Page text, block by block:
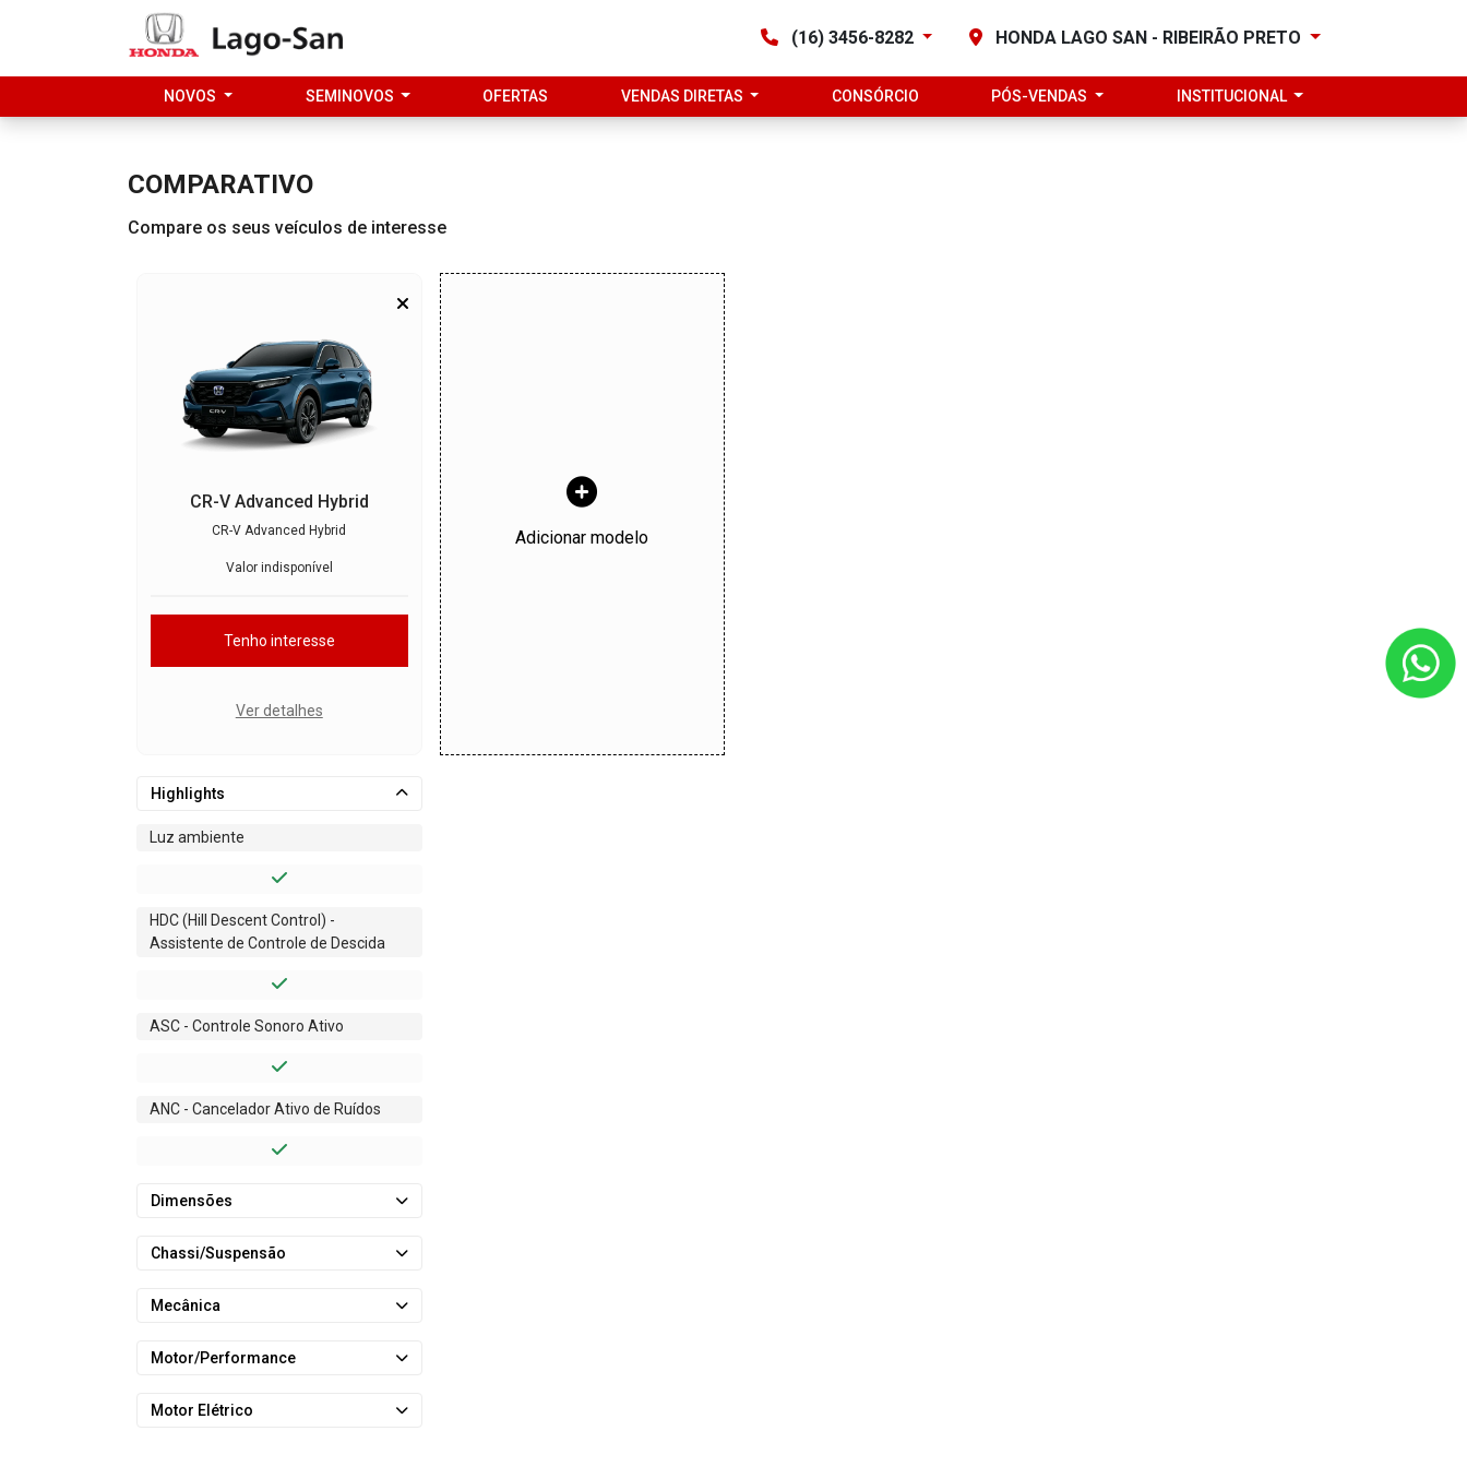
(16) 3456-8282 HONDA LAGO SAN - RIBEIRÃO PRETO
NOVOS SEMINOVOS OFERTAS VENDAS DIRETAS CONSÓRCIO PÓS-VENDAS INSTITUCIONAL
COMPARATIVO
Compare os seus veículos de interesse
CR-V Advanced Hybrid
CR-V Advanced Hybrid
Valor indisponível
Tenho interesse
Ver detalhes
Adicionar modelo
Highlights
Luz ambiente
HDC (Hill Descent Control) -
Assistente de Controle de Descida
ASC - Controle Sonoro Ativo
ANC - Cancelador Ativo de Ruídos
Dimensões
Chassi/Suspensão
Mecânica
Motor/Performance
Motor Elétrico